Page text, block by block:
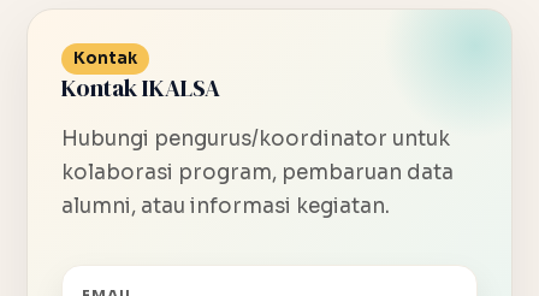
Kontak
Kontak IKALSA
Hubungi pengurus/koordinator untuk
kolaborasi program, pembaruan data
alumni, atau informasi kegiatan.